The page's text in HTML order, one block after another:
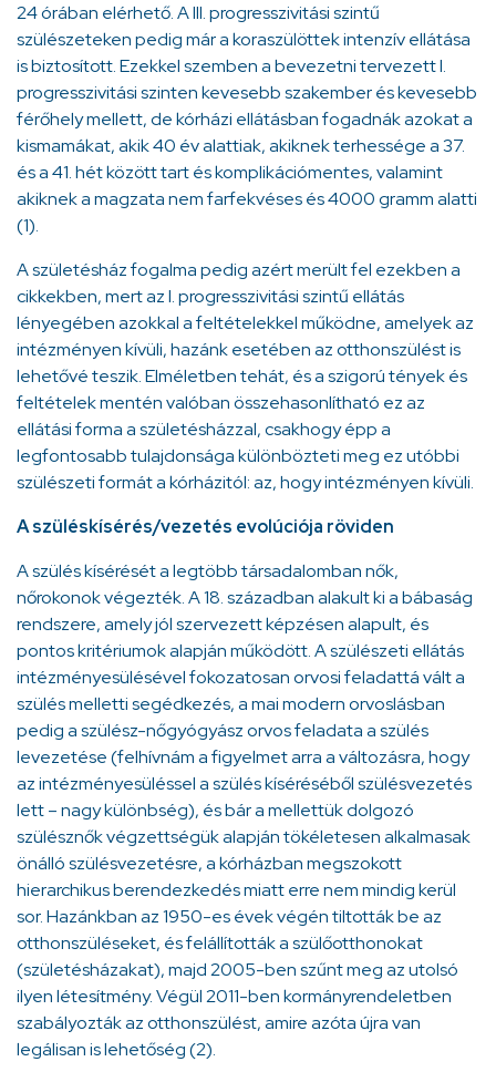
24 órában elérhető. A III. progresszivitási szintű
szülészeteken pedig már a koraszülöttek intenzív ellátása
is biztosított. Ezekkel szemben a bevezetni tervezett I.
progresszivitási szinten kevesebb szakember és kevesebb
férőhely mellett, de kórházi ellátásban fogadnák azokat a
kismamákat, akik 40 év alattiak, akiknek terhessége a 37.
és a 41. hét között tart és komplikációmentes, valamint
akiknek a magzata nem farfekvéses és 4000 gramm alatti
(1).
A születésház fogalma pedig azért merült fel ezekben a
cikkekben, mert az I. progresszivitási szintű ellátás
lényegében azokkal a feltételekkel működne, amelyek az
intézményen kívüli, hazánk esetében az otthonszülést is
lehetővé teszik. Elméletben tehát, és a szigorú tények és
feltételek mentén valóban összehasonlítható ez az
ellátási forma a születésházzal, csakhogy épp a
legfontosabb tulajdonsága különbözteti meg ez utóbbi
szülészeti formát a kórházitól: az, hogy intézményen kívüli.
A szüléskísérés/vezetés evolúciója röviden
A szülés kísérését a legtöbb társadalomban nők,
nőrokonok végezték. A 18. században alakult ki a bábaság
rendszere, amely jól szervezett képzésen alapult, és
pontos kritériumok alapján működött. A szülészeti ellátás
intézményesülésével fokozatosan orvosi feladattá vált a
szülés melletti segédkezés, a mai modern orvoslásban
pedig a szülész-nőgyógyász orvos feladata a szülés
levezetése (felhívnám a figyelmet arra a változásra, hogy
az intézményesüléssel a szülés kíséréséből szülésvezetés
lett – nagy különbség), és bár a mellettük dolgozó
szülésznők végzettségük alapján tökéletesen alkalmasak
önálló szülésvezetésre, a kórházban megszokott
hierarchikus berendezkedés miatt erre nem mindig kerül
sor. Hazánkban az 1950-es évek végén tiltották be az
otthonszüléseket, és felállították a szülőotthonokat
(születésházakat), majd 2005-ben szűnt meg az utolsó
ilyen létesítmény. Végül 2011-ben kormányrendeletben
szabályozták az otthonszülést, amire azóta újra van
legálisan is lehetőség (2).